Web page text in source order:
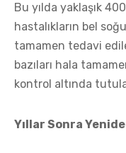
Bu yılda yaklaşık
hastalıkların bel
tamamen tedavi
bazıları hala
kontrol altında
Yıllar Sonra